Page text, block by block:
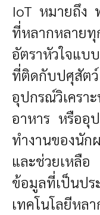
IoT หมายถึง
ที่หลากหลาย
อัตราหัวใจแบ
ที่ติดกับปศุสัตว์
อุปกรณ์วิเครา
อาหาร หรืออุ
ทำงานของนัก
และช่วยเหลื
ข้อมูลที่เป็นปร
เทคโนโลยีหล